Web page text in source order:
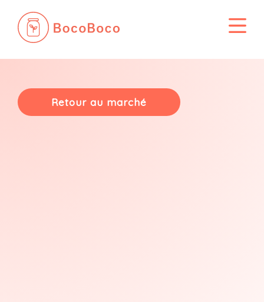
contenu
Retour au marché